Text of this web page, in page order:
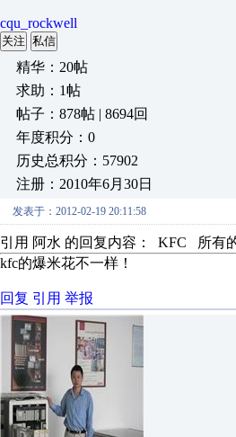
cqu_rockwell
关注 私信
精华：20帖
求助：1帖
帖子：878帖 | 8694回
年度积分：0
历史总积分：57902
注册：2010年6月30日
发表于：2012-02-19 20:11:58
引用 阿水 的回复内容： KFC 所有
kfc的爆米花不一样！
回复 引用 举报